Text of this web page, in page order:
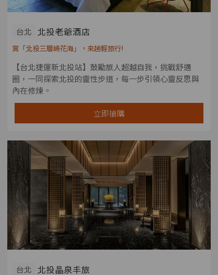
台北 北投老爺酒店
賞「北投三層崎花海」，來趟輕旅行!
【台北捷運新北投站】鼓勵旅人超越自我，挑戰舒適
圈，一同探索北投的靈性步道，每一步引領心靈反思與
內在修煉。
立即搶購
台北 北投晶泉丰旅